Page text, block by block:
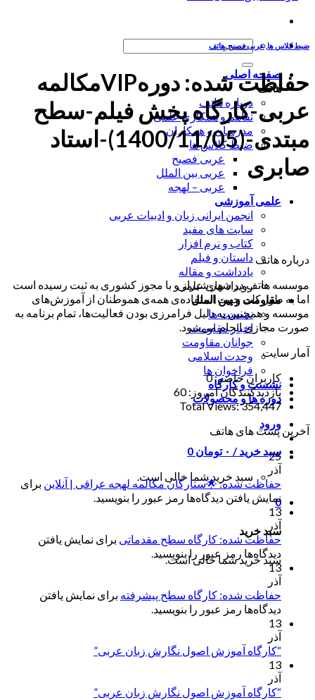
جستجو
صفحه اصلی
هاتف
درباره هاتف
تفاهم و همکاری علمی
مدرسان و همکاران
ضبط کلاس ها
عربی فصیح
عربی بین الملل
عربی – لهجه
علمی آموزشی
انجمن ایرانی زبان و ادبیات عربی
سایت های مفید
کتاب و نرم افزار
داستان و فیلم
یادداشت و مقاله
رویداد های علمی
مقاومت و بین الملل
نشست ها
اخبار مقاومت
جوانان مقاومت
وحدت اسلامی
فراخوان ها
نشست و کارگاه
دوره ها و محصولات
ورود
سبد خرید / ۰ تومان 0
سبد خرید شما خالی است.
0
سبد خرید
سبد خرید شما خالی است.
ضبط کلاس ها ,عربی فصیح,هاتف
حفاظت شده: دورهVIPمکالمه
عربی-کارگاه پخش فیلم-سطح
مبتدی-(1400/11/05)-استاد
صابری
درباره هاتف
موسسه هاتف در شهر شیراز و با مجوز کشوری به ثبت رسیده است
اما به طور کلی جهت استفاده‌ی همه‌ی هموطنان از آموزش‌های
موسسه و همچنین به دلیل فرامرزی بودن فعالیت‌ها، تمام برنامه به
صورت مجازی انجام می‌شود.
آمار سایت
کاربران حاضر:0
بازدیدکنندگان امروز:60
Total Views:354,447
آخرین پست های هاتف
25
آذر
حفاظت شده: 🌟ستارگان مکالمه لهجه عراقی | آنلاین برای
نمایش یافتن دیدگاه‌ها رمز عبور را بنویسید.
13
آذر
حفاظت شده: کارگاه سطح مقدماتی برای نمایش یافتن
دیدگاه‌ها رمز عبور را بنویسید.
13
آذر
حفاظت شده: کارگاه سطح پیشرفته برای نمایش یافتن
دیدگاه‌ها رمز عبور را بنویسید.
13
آذر
“کارگاه آموزش اصول نگارش زبان عربی”
13
آذر
“کارگاه آموزش اصول نگارش زبان عربی”